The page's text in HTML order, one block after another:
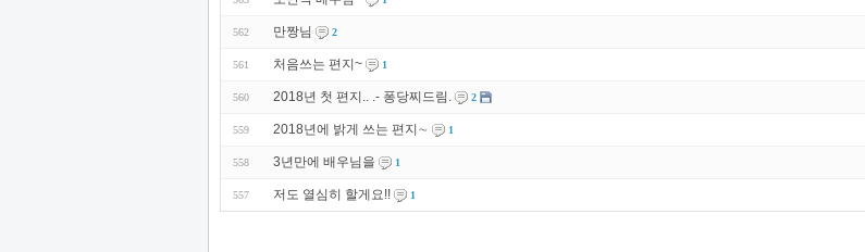
562 만짱님 2
561 처음쓰는 편지~ 1
560 2018년 첫 편지.. .- 퐁당찌드림. 2
559 2018년에 밝게 쓰는 편지∼ 1
558 3년만에 배우님을 1
557 저도 열심히 할게요!! 1